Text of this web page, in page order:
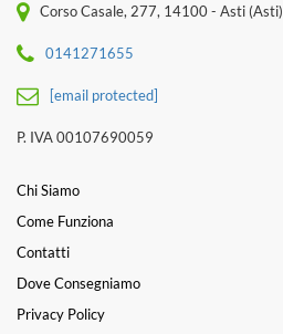
Corso Casale, 277, 14100 - Asti (Asti)
0141271655
[email protected]
P. IVA 00107690059
Chi Siamo
Come Funziona
Contatti
Dove Consegniamo
Privacy Policy